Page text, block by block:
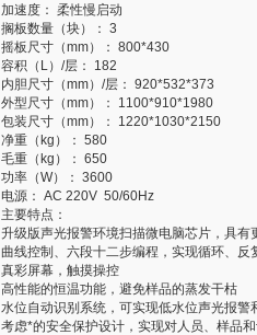
加速度： 柔性慢启动
搁板数量（块）： 3
摇板尺寸（mm）： 800*430
容积（L）/层： 182
内胆尺寸（mm）/层： 920*532*373
外型尺寸（mm）： 1100*910*1980
包装尺寸（mm）： 1220*1030*2150
净重（kg）： 580
毛重（kg）： 650
功率（W）： 3600
电源： AC 220V 50/60Hz
主要特点：
升级版声光报警环境扫描微电脑芯片，具有
曲线控制、六段十二步编程，实现循环、
真彩屏幕，触摸操控
高性能的恒温功能，避免样品的蒸发干枯
水位自动识别系统，可实现低水位声光报警
考虑*的安全保护设计，实现对人员、样品